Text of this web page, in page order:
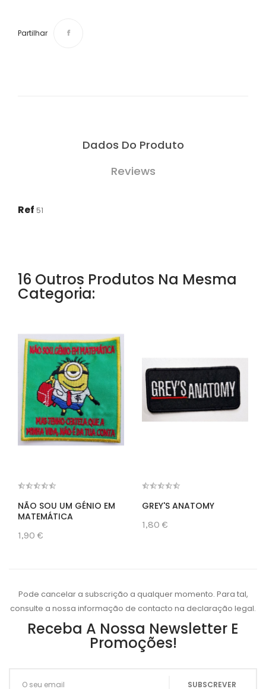
Partilhar
Dados Do Produto
Reviews
Ref 51
16 Outros Produtos Na Mesma
Categoria:
NÃO SOU UM GÉNIO EM
MATEMÁTICA
1,90 €
GREY'S ANATOMY
1,80 €
Pode cancelar a subscrição a qualquer momento. Para tal,
consulte a nossa informação de contacto na declaração legal.
Receba A Nossa Newsletter E
Promoções!